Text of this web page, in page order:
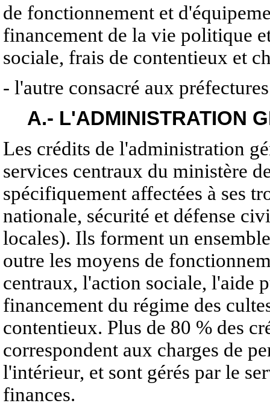
de fonctionnement et
financement de la vie politique
sociale, frais de contentieux et
- l'autre consacré aux
A.- L'ADMINISTRATION
Les crédits de l'administration
services centraux du ministère
spécifiquement affectées à ses
nationale, sécurité et défense
locales). Ils forment un
outre les moyens de
centraux, l'action sociale, l'aide
financement du régime des
contentieux. Plus de 80 % des
correspondent aux charges de
l'intérieur, et sont gérés par le
finances.